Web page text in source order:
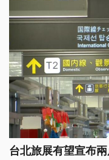
台北旅展有望宣布